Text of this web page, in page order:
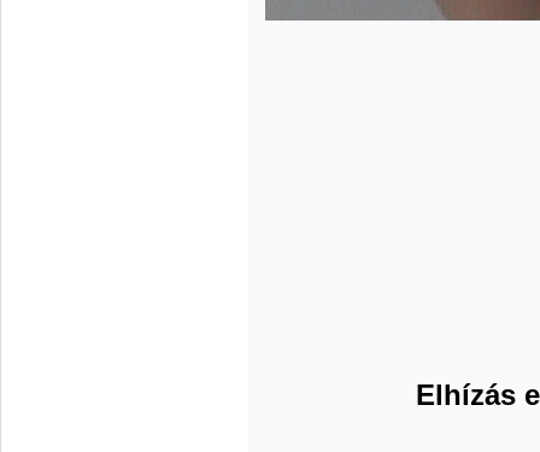
Elhízás